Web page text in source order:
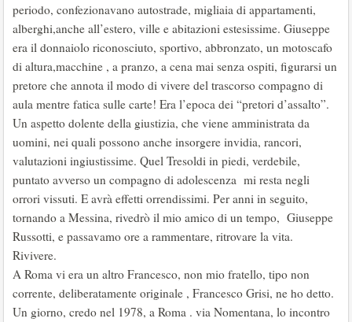
periodo, confezionavano autostrade, migliaia di appartamenti,
alberghi,anche all’estero, ville e abitazioni estesissime. Giuseppe
era il donnaiolo riconosciuto, sportivo, abbronzato, un motoscafo
di altura,macchine , a pranzo, a cena mai senza ospiti, figurarsi un
pretore che annota il modo di vivere del trascorso compagno di
aula mentre fatica sulle carte! Era l’epoca dei “pretori d’assalto”.
Un aspetto dolente della giustizia, che viene amministrata da
uomini, nei quali possono anche insorgere invidia, rancori,
valutazioni ingiustissime. Quel Tresoldi in piedi, verdebile,
puntato avverso un compagno di adolescenza mi resta negli
orrori vissuti. E avrà effetti orrendissimi. Per anni in seguito,
tornando a Messina, rivedrò il mio amico di un tempo, Giuseppe
Russotti, e passavamo ore a rammentare, ritrovare la vita.
Rivivere.
A Roma vi era un altro Francesco, non mio fratello, tipo non
corrente, deliberatamente originale , Francesco Grisi, ne ho detto.
Un giorno, credo nel 1978, a Roma . via Nomentana, lo incontro